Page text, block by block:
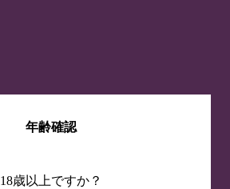
年齢確認
18歳以上ですか？